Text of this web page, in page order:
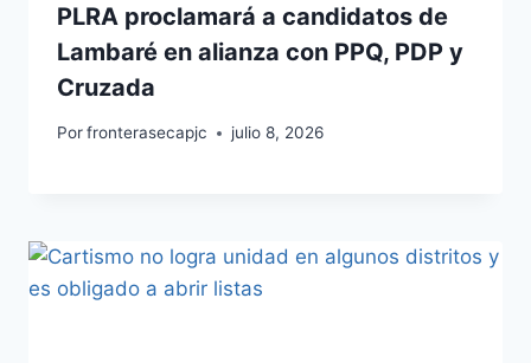
PLRA proclamará a candidatos de
Lambaré en alianza con PPQ, PDP y
Cruzada
Porfronterasecapjc julio 8, 2026